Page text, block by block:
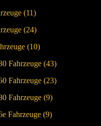
(11)
(24)
(10)
Fahrzeuge (43)
Fahrzeuge (23)
Fahrzeuge (9)
Fahrzeuge (9)